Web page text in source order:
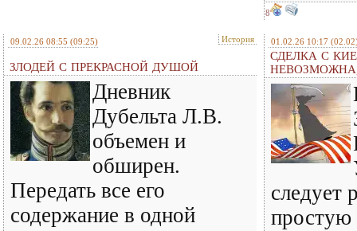
8
09.02.26 08:55 (09:25) История
ЗЛОДЕЙ С ПРЕКРАСНОЙ ДУШОЙ
Дневник
Дубельта Л.В.
объемен и
обширен.
Передать все его
содержание в одной
01.02.26 10:17
СДЕЛКА С
следует
простую